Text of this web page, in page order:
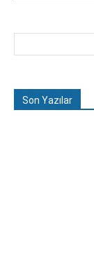
Son Yazılar